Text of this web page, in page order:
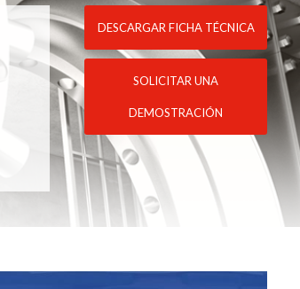
DESCARGAR FICHA TÉCNICA
SOLICITAR UNA
DEMOSTRACIÓN